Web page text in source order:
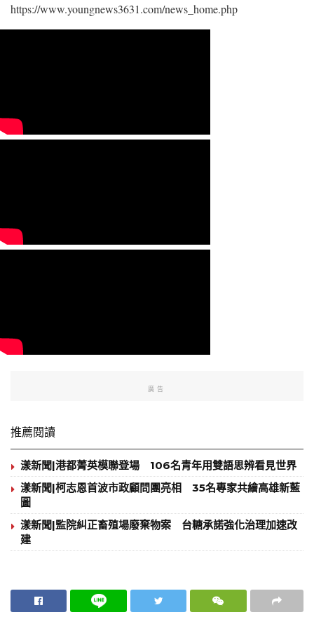
https://www.youngnews3631.com/news_home.php
廣告
推薦閱讀
漾新聞|港都菁英模聯登場 106名青年用雙語思辨看見世界
漾新聞|柯志恩首波市政顧問團亮相 35名專家共繪高雄新藍
圖
漾新聞|監院糾正畜殖場廢棄物案 台糖承諾強化治理加速改
建